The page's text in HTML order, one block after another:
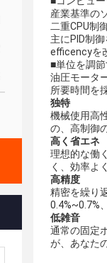
産業基準の
二重CPU制
主にPID制
efficencyを
■単位を調
油圧モータ
所要時間を
独特
機械使用高
の、高制御
高く省エネ
理想的な働
く、効率よ
高精度
精密を繰り
0.4%~0.7%
低雑音
通常の固定
が、あなた